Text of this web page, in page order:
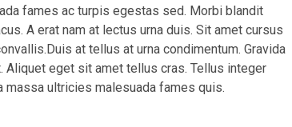
fames ac turpis egestas sed. Morbi blandit
A erat nam at lectus urna duis. Sit amet cursus
at tellus at urna condimentum. Gravida
Aliquet eget sit amet tellus cras. Tellus integer
ultricies malesuada fames quis.